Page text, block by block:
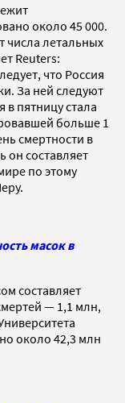
около 45 000.
числа летальных
Reuters:
что Россия
За ней следуют
пятницу стала
больше 1
смертности в
он составляет
по этому
масок в
составляет
— 1,1 млн,
около 42,3 млн